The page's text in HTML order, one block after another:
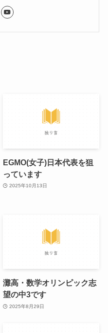
EGMO(女子)日本代表を狙
っています
2025年10月13日
灘高・数学オリンピック志
望の中3です
2025年8月29日